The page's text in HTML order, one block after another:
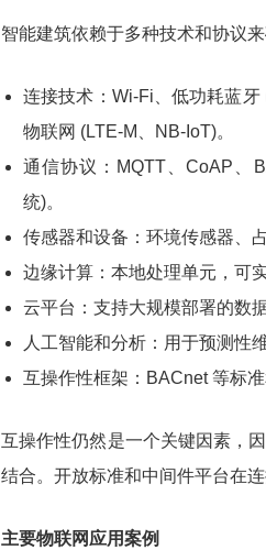
智能建筑依赖于多种技术和协议
连接技术：Wi-Fi、低功耗蓝
物联网 (LTE-M、NB-IoT)。
通信协议：MQTT、CoAP、
统)。
传感器和设备：环境传感器、
边缘计算：本地处理单元，可
云平台：支持大规模部署的数
人工智能和分析：用于预测性
互操作性框架：BACnet 等标
互操作性仍然是一个关键因素，
结合。开放标准和中间件平台在
主要物联网应用案例